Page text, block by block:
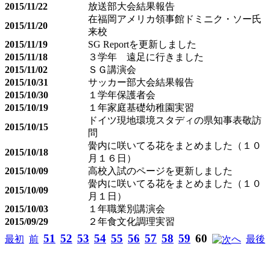
2015/11/22
放送部大会結果報告
2015/11/20
在福岡アメリカ領事館ドミニク・ソー氏
来校
2015/11/19
SG Reportを更新しました
2015/11/18
３学年 遠足に行きました
2015/11/02
ＳＧ講演会
2015/10/31
サッカー部大会結果報告
2015/10/30
１学年保護者会
2015/10/19
１年家庭基礎幼稚園実習
2015/10/15
ドイツ現地環境スタディの県知事表敬訪
問
2015/10/18
黌内に咲いてる花をまとめました（１０
月１６日）
2015/10/09
高校入試のページを更新しました
2015/10/09
黌内に咲いてる花をまとめました（１０
月１日）
2015/10/03
１年職業別講演会
2015/09/29
２年食文化調理実習
最初 前 51 52 53 54 55 56 57 58 59 60 へ 最後